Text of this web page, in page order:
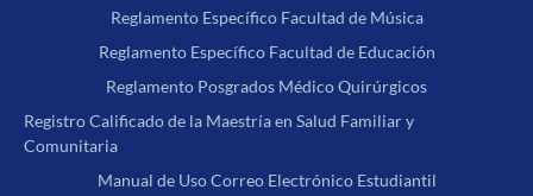
Reglamento Específico Facultad de Música
Reglamento Específico Facultad de Educación
Reglamento Posgrados Médico Quirúrgicos
Registro Calificado de la Maestría en Salud Familiar y
Comunitaria
Manual de Uso Correo Electrónico Estudiantil